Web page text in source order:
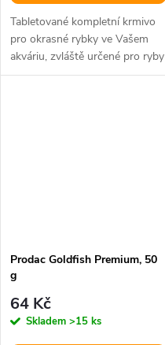
Tabletované kompletní krmivo
pro okrasné rybky ve Vašem
akváriu, zvláště určené pro ryby
přijímající potravu ze dna -...
Prodac Goldfish Premium, 50
g
64 Kč
Skladem >15 ks